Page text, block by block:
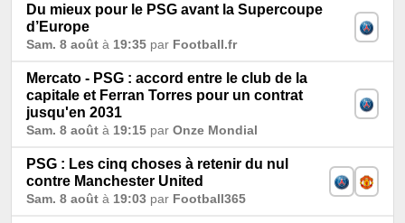
Du mieux pour le PSG avant la Supercoupe
d’Europe
Sam. 8 août à 19:35 par Football.fr
Mercato - PSG : accord entre le club de la
capitale et Ferran Torres pour un contrat
jusqu'en 2031
Sam. 8 août à 19:15 par Onze Mondial
PSG : Les cinq choses à retenir du nul
contre Manchester United
Sam. 8 août à 19:03 par Football365